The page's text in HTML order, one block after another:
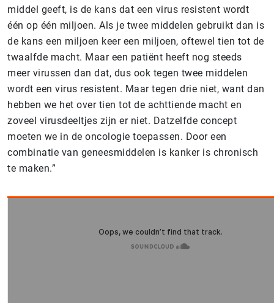
middel geeft, is de kans dat een virus resistent wordt
één op één miljoen. Als je twee middelen gebruikt dan is
de kans een miljoen keer een miljoen, oftewel tien tot de
twaalfde macht. Maar een patiënt heeft nog steeds
meer virussen dan dat, dus ook tegen twee middelen
wordt een virus resistent. Maar tegen drie niet, want dan
hebben we het over tien tot de achttiende macht en
zoveel virusdeeltjes zijn er niet. Datzelfde concept
moeten we in de oncologie toepassen. Door een
combinatie van geneesmiddelen is kanker is chronisch
te maken.”